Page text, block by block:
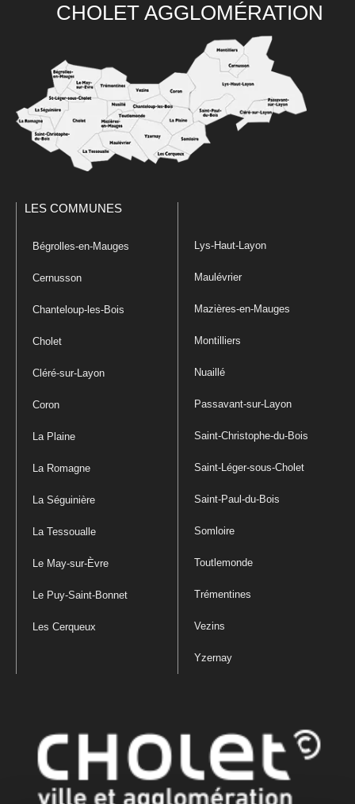
CHOLET AGGLOMÉRATION
LES COMMUNES
Bégrolles-en-Mauges
Cernusson
Chanteloup-les-Bois
Cholet
Cléré-sur-Layon
Coron
La Plaine
La Romagne
La Séguinière
La Tessoualle
Le May-sur-Èvre
Le Puy-Saint-Bonnet
Les Cerqueux
Lys-Haut-Layon
Maulévrier
Mazières-en-Mauges
Montilliers
Nuaillé
Passavant-sur-Layon
Saint-Christophe-du-Bois
Saint-Léger-sous-Cholet
Saint-Paul-du-Bois
Somloire
Toutlemonde
Trémentines
Vezins
Yzernay